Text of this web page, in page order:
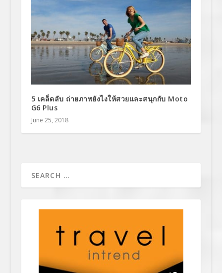
5 เคล็ดลับ ถ่ายภาพยังไงให้สวยและสนุกกับ Moto
G6 Plus
June 25, 2018